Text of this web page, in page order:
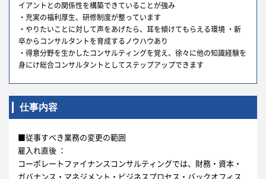
イアントとの関係性を構築できていることが強み
・充実の福利厚生、研修制度が整っています
・やりたいことに対して声をあげたら、耳を傾けてもらえる環境 ・新
卒からコンサルタントを育成するノウハウあり
・得意分野を生かしたコンサルティングを覚え、徐々に他の知識経験を
身にけ総合コンサルタントとしてステップアップできます
仕事内容
■従事すべき業務の変更の範囲
雇入れ直後 ：
コーポレートファイナンスコンサルティングでは、財務・資本・
ガバナンス・マネジメント・ビジネスプロセス・バックオフィス